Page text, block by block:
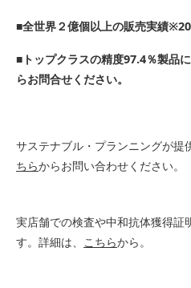
■全世界２億個以上の販売実績
■トップクラスの精度97.4％製品
らお問合せください。
サステナブル・プランニングが提
ちらからお問い合わせください。
実店舗での検査や中和抗体獲得証
す。詳細は、
こちらから。